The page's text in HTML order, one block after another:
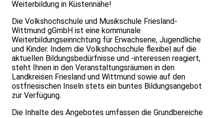
Weiterbildung in Küstennähe!
Die Volkshochschule und Musikschule Friesland-
Wittmund gGmbH ist eine kommunale
Weiterbildungseinrichtung für Erwachsene, Jugendliche
und Kinder. Indem die Volkshochschule flexibel auf die
aktuellen Bildungsbedürfnisse und -interessen reagiert,
steht Ihnen in den Veranstaltungsräumen in den
Landkreisen Friesland und Wittmund sowie auf den
ostfriesischen Inseln stets ein buntes Bildungsangebot
zur Verfügung.
Die Inhalte des Angebotes umfassen die Grundbereiche